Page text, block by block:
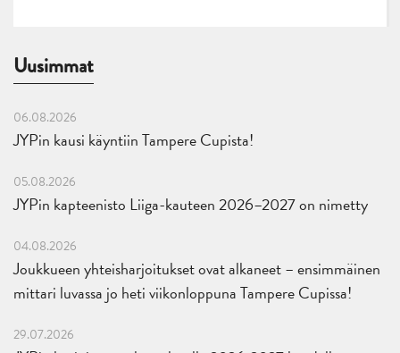
Uusimmat
06.08.2026
JYPin kausi käyntiin Tampere Cupista!
05.08.2026
JYPin kapteenisto Liiga-kauteen 2026–2027 on nimetty
04.08.2026
Joukkueen yhteisharjoitukset ovat alkaneet – ensimmäinen
mittari luvassa jo heti viikonloppuna Tampere Cupissa!
29.07.2026